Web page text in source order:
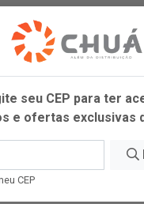
seu CEP para ter
e ofertas exclusivas
CEP